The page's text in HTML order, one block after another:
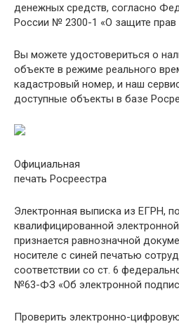
денежных средств, согласно
России № 2300-1 «О защите прав
Вы можете удостовериться о
объекте в режиме реального
кадастровый номер, и наш
доступные объекты в базе
Официальная
печать Росреестра
Электронная выписка из ЕГРН,
квалифицированной
признается равнозначной
носителе с синей печатью
соответствии со ст. 6
№63-ФЗ «Об электронной
Проверить электронно-